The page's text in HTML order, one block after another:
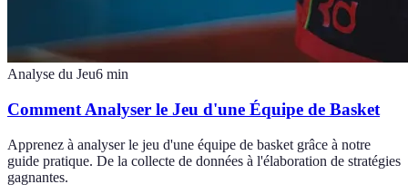
Analyse du Jeu6 min
Comment Analyser le Jeu d'une Équipe de Basket
Apprenez à analyser le jeu d'une équipe de basket grâce à notre
guide pratique. De la collecte de données à l'élaboration de stratégies
gagnantes.